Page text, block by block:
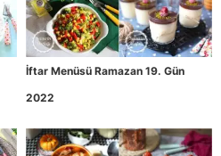
İftar Menüsü Ramazan 19. Gün
2022